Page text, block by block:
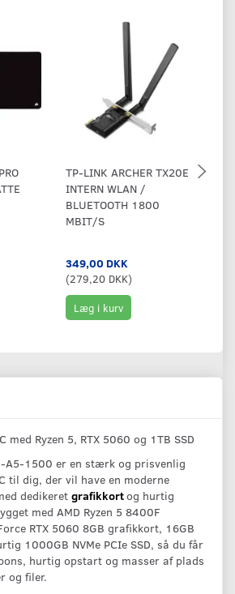
TP-LINK ARCHER TX20E
INTERN WLAN /
BLUETOOTH 1800
MBIT/S
349,00 DKK
(279,20 DKK)
Læg i kurv
Ryzen 5, RTX 5060 og 1TB SSD
A5-1500 er en stærk og prisvenlig
til dig, der vil have en moderne
dedikeret grafikkortog hurtig
med AMD Ryzen 5 8400F
RTX 5060 8GB grafikkort, 16GB
1000GB NVMe PCIe SSD, så du får
hurtig opstart og masser af plads
og filer.